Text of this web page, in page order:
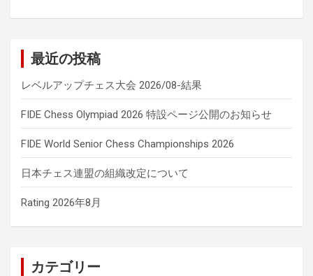
最近の投稿
レベルアップチェス大会 2026/08-結果
FIDE Chess Olympiad 2026 特設ページ公開のお知らせ
FIDE World Senior Chess Championships 2026
日本チェス連盟の組織改定について
Rating 2026年8月
カテゴリー